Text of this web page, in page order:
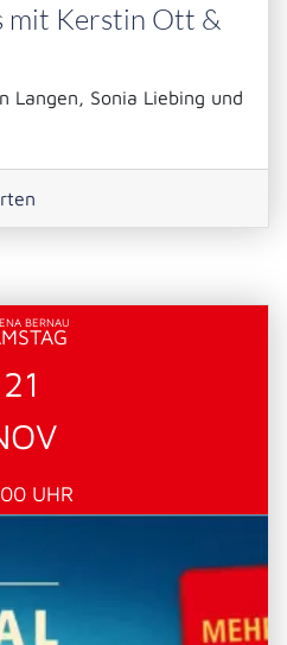
mit Kerstin Ott &
Langen, Sonia Liebing und
BERNAU
21
UHR